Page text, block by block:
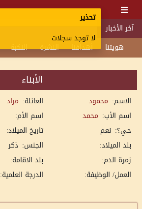
آخر الأخبار
هويتنا
أهدافنا النشرة النكبة
الأبناء
الاسم: محمود العائلة: مراد
اسم الأب: محمد
اسم الأم:
حي؟: نعم
تاريخ الميلاد:
بلد الميلاد:
الجنس: ذكر
زمرة الدم:
بلد الاقامة:
العمل/ الوظيفة:
الدرجة العلمية:
تحذير
لا توجد سجلات